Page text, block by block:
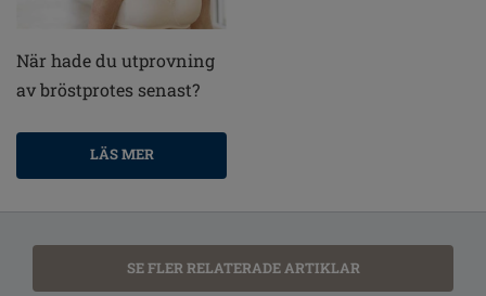
När hade du utprovning
av bröstprotes senast?
LÄS MER
SE FLER RELATERADE ARTIKLAR